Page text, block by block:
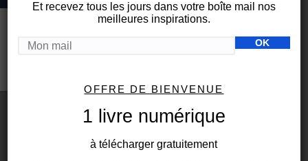
Étiquette :
nutrition du
Et recevez tous les jours dans votre boîte mail nos
meilleures inspirations.
OFFRE DE BIENVENUE
1 livre numérique
à télécharger gratuitement